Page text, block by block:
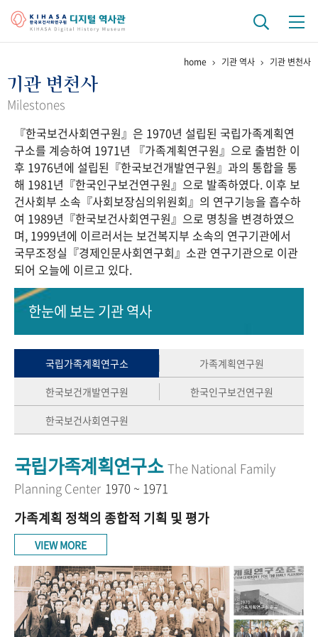
걸어온 길 기관 변천사
연구 역사
정책과 연구 키워드로 보는 연구 역사
연구자들
간행물 변천사
기록물 아카이브
사진 아카이브 문서 기록물 행정박물 영상 기록물
50+1 주년 기념
세계와 함께 한 KIHASA
VR 역사관
home 기관 역사 기관 변천사
기관 변천사
Milestones
『한국보건사회연구원』은 1970년 설립된 국립가족계획연
구소를 계승하여 1971년 『가족계획연구원』으로 출범한 이
후 1976년에 설립된『한국보건개발연구원』과의 통합을 통
해 1981년『한국인구보건연구원』으로 발족하였다. 이후 보
건사회부 소속『사회보장심의위원회』의 연구기능을 흡수하
여 1989년『한국보건사회연구원』으로 명칭을 변경하였으
며, 1999년에 이르러서는 보건복지부 소속의 연구기관에서
국무조정실『경제인문사회연구회』소관 연구기관으로 이관
되어 오늘에 이르고 있다.
한눈에 보는기관 역사
국립가족계획연구소
가족계획연구원
한국보건개발연구원
한국인구보건연구원
한국보건사회연구원
국립가족계획연구소 The National Family
Planning Center 1970 ~ 1971
가족계획 정책의 종합적 기획 및 평가
VIEW MORE